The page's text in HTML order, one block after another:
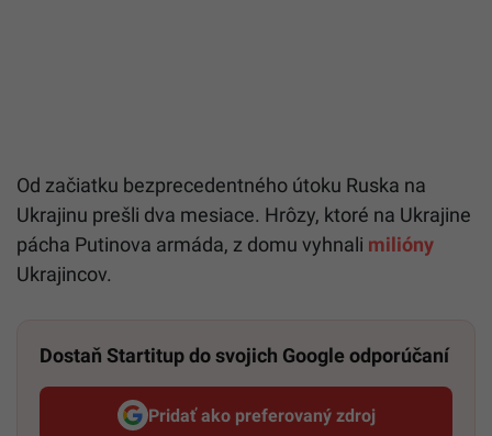
Od začiatku bezprecedentného útoku Ruska na
Ukrajinu prešli dva mesiace. Hrôzy, ktoré na Ukrajine
pácha Putinova armáda, z domu vyhnali milióny
Ukrajincov.
Dostaň Startitup do svojich Google odporúčaní
Pridať ako preferovaný zdroj
Startitup, odkaz sa otvorí v